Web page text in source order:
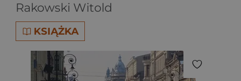
Rakowski Witold
KSIĄŻKA